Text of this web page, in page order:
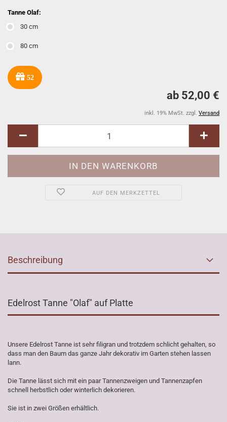
Tanne Olaf:
30 cm
80 cm
52
ab 52,00 €
inkl. 19% MwSt. zzgl. Versand
AUF DEN MERKZETTEL
Beschreibung
Edelrost Tanne "Olaf" auf Platte
Unsere Edelrost Tanne ist sehr filigran und trotzdem schlicht gehalten, so
dass man den Baum das ganze Jahr dekorativ im Garten stehen lassen
lann.
Die Tanne lässt sich mit ein paar Tannenzweigen und Tannenzapfen
schnell herbstlich oder winterlich dekorieren.
Sie ist in zwei Größen erhältlich.